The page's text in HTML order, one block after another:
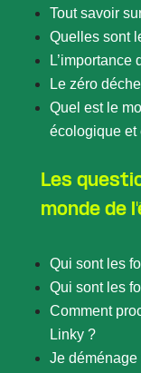
Tout savoir
Quelles sont
Le zéro
Quel est le
écologique et
Les
monde de
Qui sont les
Qui sont les
Comment
Linky ?
Je déménage